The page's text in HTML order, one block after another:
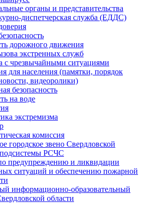
органы и представительства
диспетчерская служба (ЕДДС)
дорожного движения
экстренных служб
с чрезвычайными ситуациями
для населения (памятки, порядок
видеоролики)
безопасность
на воде
экстремизма
комиссия
городское звено Свердловской
РСЧС
предупреждению и ликвидации
ситуаций и обеспечению пожарной
информационно-образовательный
области